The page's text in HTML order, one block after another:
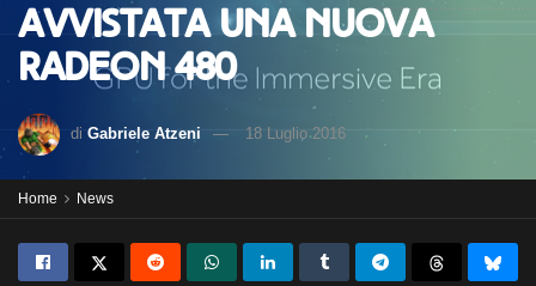
Avvistata una nuova
Radeon 480
di Gabriele Atzeni 18 Luglio 2016
Home News